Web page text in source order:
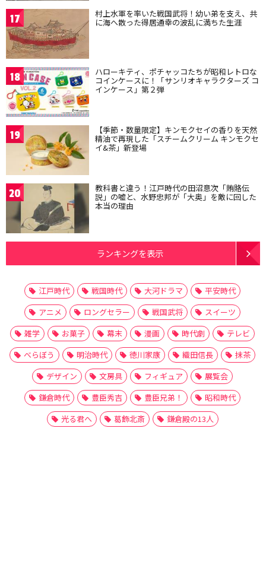
17 村上水軍を率いた戦国武将！幼い弟を支え、共
に海へ散った得居通幸の波乱に満ちた生涯
18 ハローキティ、ポチャッコたちが昭和レトロな
コインケースに！「サンリオキャラクターズ コ
インケース」第２弾
19 【季節・数量限定】キンモクセイの香りを天然
精油で再現した「スチームクリーム キンモクセ
イ&茶」新登場
20 教科書と違う！江戸時代の田沼意次「賄賂伝
説」の嘘と、水野忠邦が「大奥」を敵に回した
本当の理由
ランキングを表示
江戸時代 戦国時代 大河ドラマ
平安時代
アニメ
ロングセラー 戦国武将
スイーツ
雑学
お菓子 幕末 漫画 時代劇
テレビ
べらぼう
明治時代 徳川家康 織田信長
抹茶
デザイン
文房具 フィギュア
展覧会
鎌倉時代
豊臣秀吉 豊臣兄弟！
昭和時代
光る君へ
葛飾北斎 鎌倉殿の13人